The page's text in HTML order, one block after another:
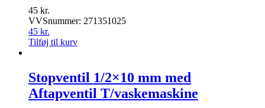
45 kr.
VVSnummer: 271351025
45 kr.
Tilføj til kurv
Stopventil 1/2×10 mm med
Aftapventil T/vaskemaskine